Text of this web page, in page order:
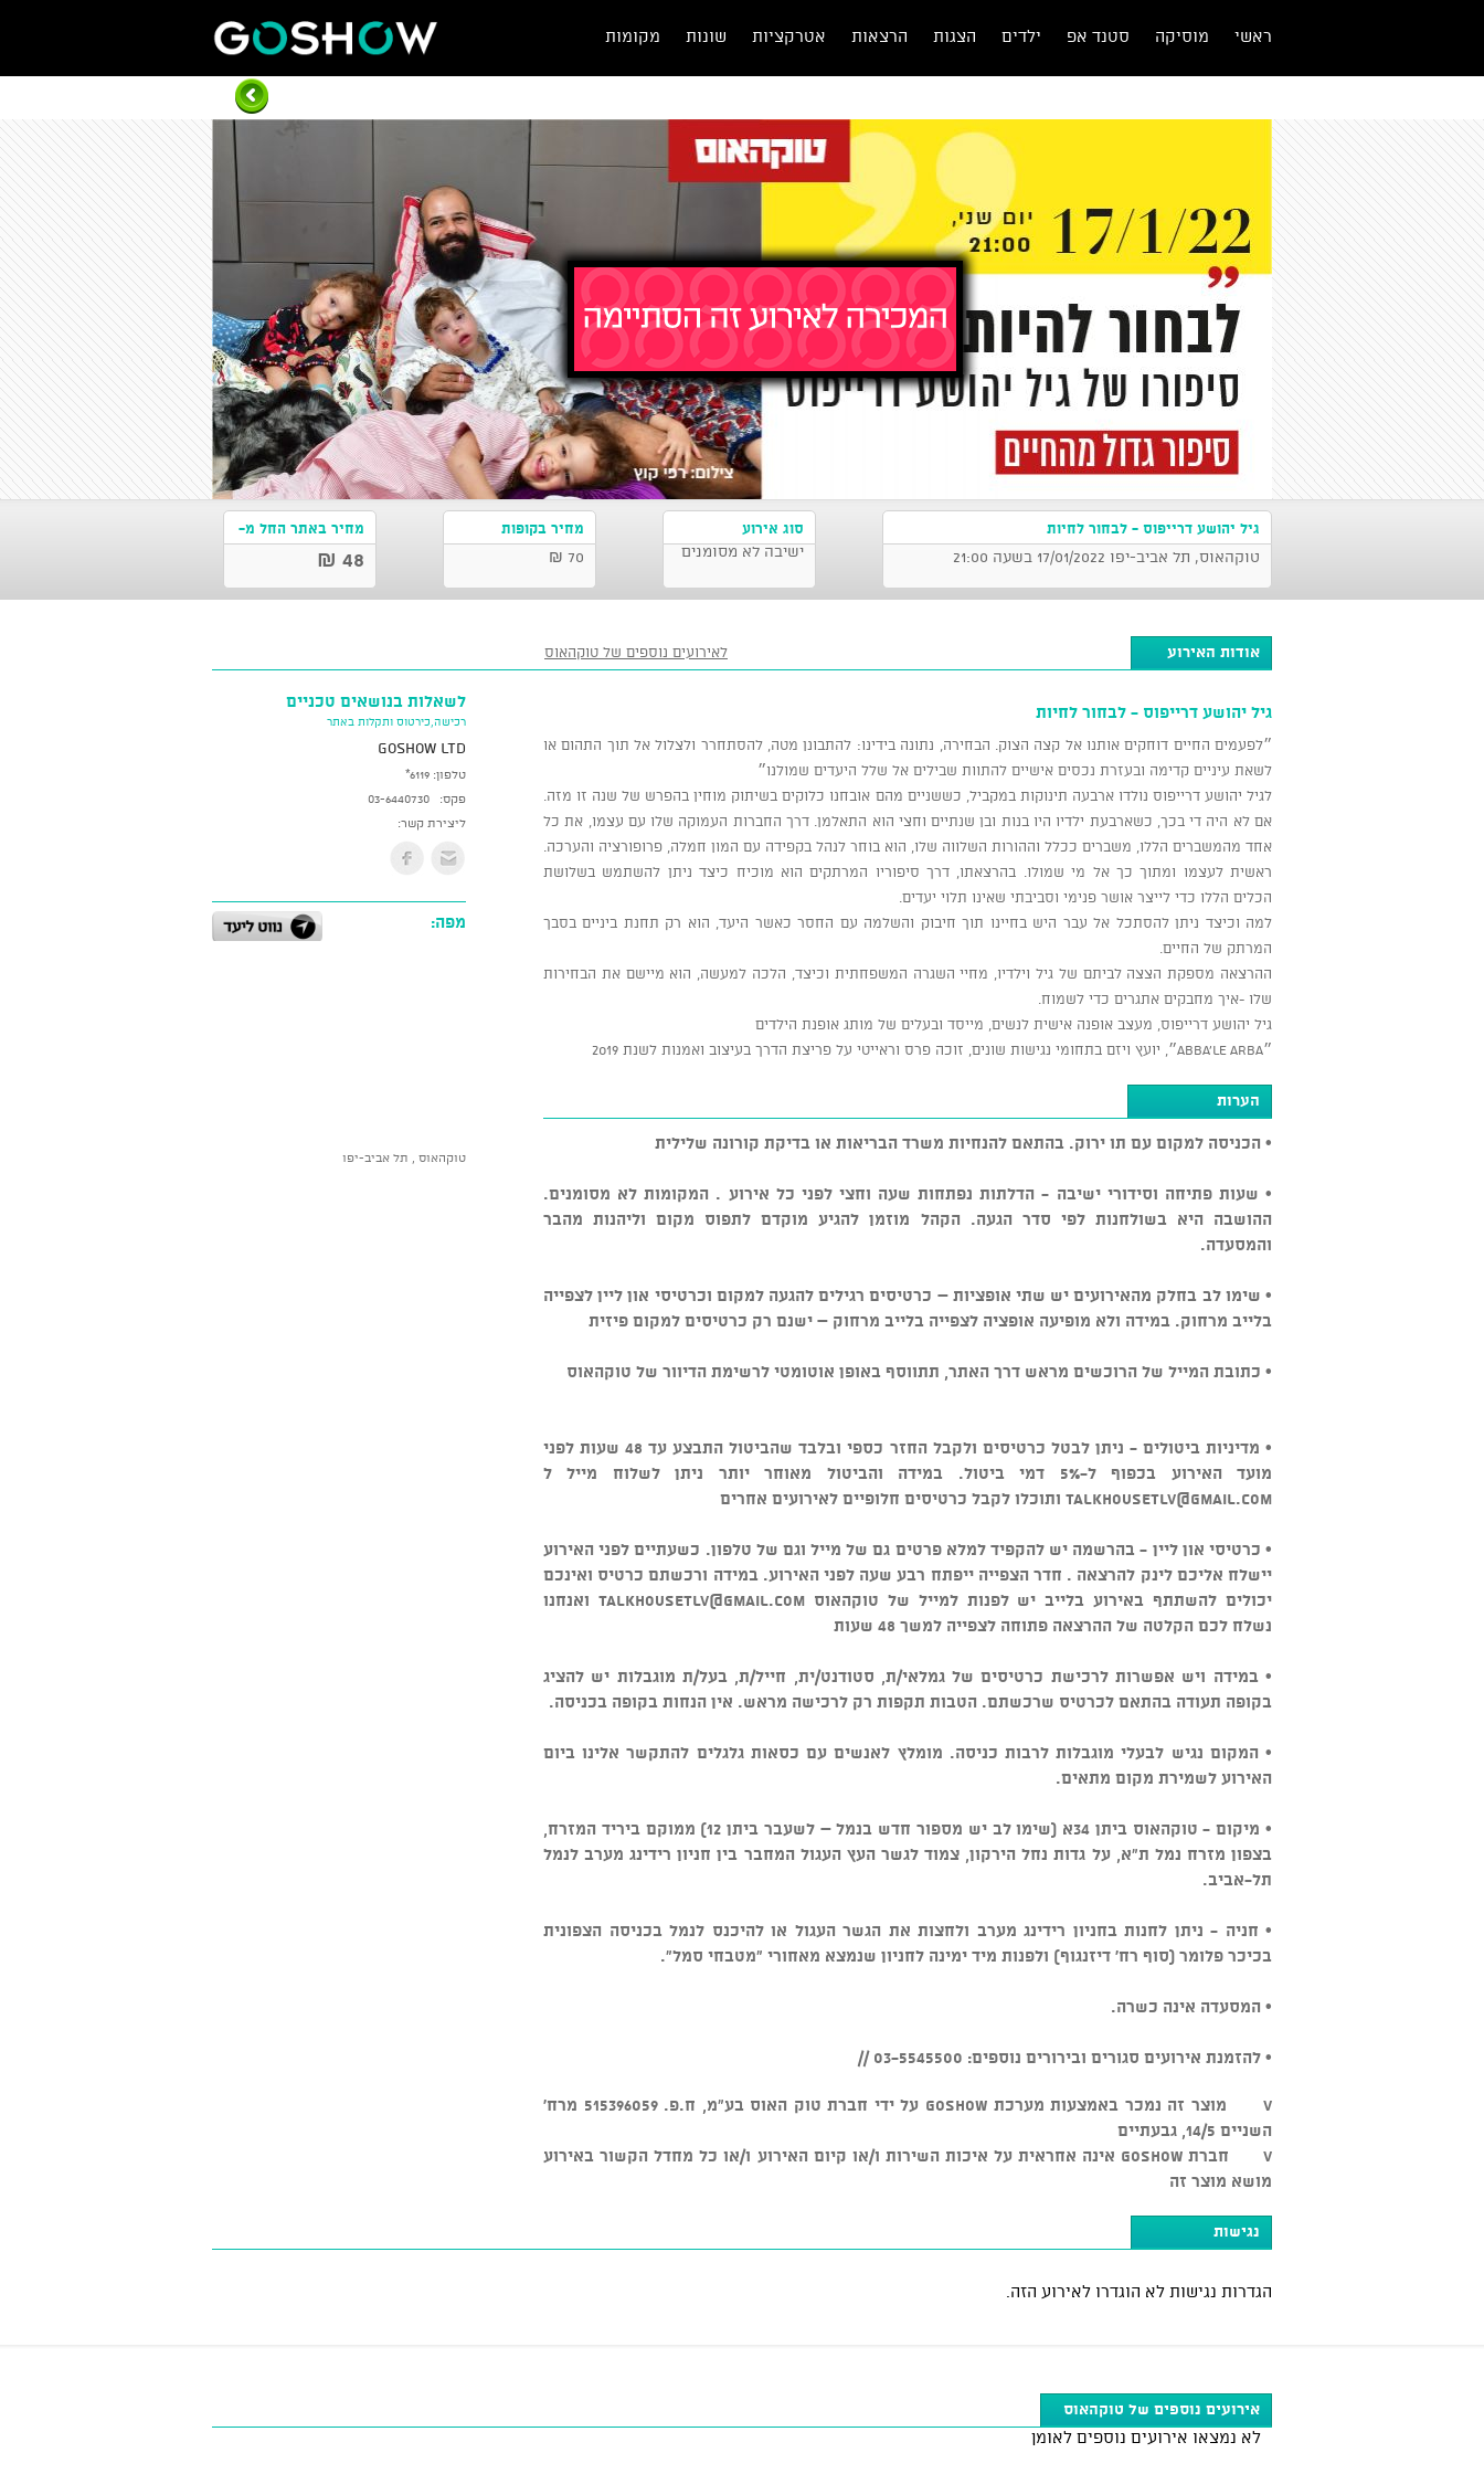
ראשי מוסיקה סטנד אפ ילדים הצגות הרצאות אטרקציות שונות מקומות
גיל יהושע דרייפוס - לבחור לחיות
טוקהאוס, תל אביב-יפו 17/01/2022 בשעה 21:00
סוג אירוע
ישיבה לא מסומנים
מחיר בקופות
70 ₪
מחיר באתר החל מ-
48 ₪
אודות האירוע לאירועים נוספים של טוקהאוס
גיל יהושע דרייפוס - לבחור לחיות
״לפעמים החיים דוחקים אותנו אל קצה הצוק. הבחירה, נתונה בידינו: להתבונן מטה, להסתחרר ולצלול אל תוך התהום או
לשאת עיניים קדימה ובעזרת נכסים אישיים להתוות שבילים אל שלל היעדים שמולנו״
לגיל יהושע דרייפוס נולדו ארבעה תינוקות במקביל, כששניים מהם אובחנו כלוקים בשיתוק מוחין בהפרש של שנה זו מזה.
אם לא היה די בכך, כשארבעת ילדיו היו בנות ובן שנתיים וחצי הוא התאלמן. דרך החברות העמוקה שלו עם עצמו, את כל
אחד מהמשברים הללו, משברים ככלל וההורות השלווה שלו, הוא בוחר לנהל בקפידה עם המון חמלה, פרופורציה והערכה.
ראשית לעצמו ומתוך כך אל מי שמולו. בהרצאתו, דרך סיפוריו המרתקים הוא מוכיח כיצד ניתן להשתמש בשלושת
הכלים הללו כדי לייצר אושר פנימי וסביבתי שאינו תלוי יעדים.
למה וכיצד ניתן להסתכל אל עבר היש בחיינו תוך חיבוק והשלמה עם החסר כאשר היעד, הוא רק תחנת ביניים בסבך
המרתק של החיים.
ההרצאה מספקת הצצה לביתם של גיל וילדיו, מחיי השגרה המשפחתית וכיצד, הלכה למעשה, הוא מיישם את הבחירות
שלו -איך מחבקים אתגרים כדי לשמוח.
גיל יהושע דרייפוס, מעצב אופנה אישית לנשים, מייסד ובעלים של מותג אופנת הילדים
״ABBA’LE ARBA״, יועץ ויזם בתחומי נגישות שונים, זוכה פרס וראייטי על פריצת הדרך בעיצוב ואמנות לשנת 2019
הערות
• הכניסה למקום עם תו ירוק. בהתאם להנחיות משרד הבריאות או בדיקת קורונה שלילית
• שעות פתיחה וסידורי ישיבה - הדלתות נפתחות שעה וחצי לפני כל אירוע . המקומות לא מסומנים.
ההושבה היא בשולחנות לפי סדר הגעה. הקהל מוזמן להגיע מוקדם לתפוס מקום וליהנות מהבר
והמסעדה.
• שימו לב בחלק מהאירועים יש שתי אופציות – כרטיסים רגילים להגעה למקום וכרטיסי און ליין לצפייה
בלייב מרחוק. במידה ולא מופיעה אופציה לצפייה בלייב מרחוק – ישנם רק כרטיסים למקום פיזית
• כתובת המייל של הרוכשים מראש דרך האתר, תתווסף באופן אוטומטי לרשימת הדיוור של טוקהאוס
• מדיניות ביטולים - ניתן לבטל כרטיסים ולקבל החזר כספי ובלבד שהביטול התבצע עד 48 שעות לפני
מועד האירוע בכפוף ל-5% דמי ביטול. במידה והביטול מאוחר יותר ניתן לשלוח מייל ל
talkhousetlv@gmail.com ותוכלו לקבל כרטיסים חלופיים לאירועים אחרים
• כרטיסי און ליין - בהרשמה יש להקפיד למלא פרטים גם של מייל וגם של טלפון. כשעתיים לפני האירוע
יישלח אליכם לינק להרצאה . חדר הצפייה ייפתח רבע שעה לפני האירוע. במידה ורכשתם כרטיס ואינכם
יכולים להשתתף באירוע בלייב יש לפנות למייל של טוקהאוסtalkhousetlv@gmail.com ואנחנו
נשלח לכם הקלטה של ההרצאה פתוחה לצפייה למשך 48 שעות
• במידה ויש אפשרות לרכישת כרטיסים של גמלאי/ת, סטודנט/ית, חייל/ת, בעל/ת מוגבלות יש להציג
בקופה תעודה בהתאם לכרטיס שרכשתם. הטבות תקפות רק לרכישה מראש. אין הנחות בקופה בכניסה.
• המקום נגיש לבעלי מוגבלות לרבות כניסה. מומלץ לאנשים עם כסאות גלגלים להתקשר אלינו ביום
האירוע לשמירת מקום מתאים.
• מיקום - טוקהאוס ביתן 34א (שימו לב יש מספור חדש בנמל – לשעבר ביתן 12) ממוקם ביריד המזרח,
בצפון מזרח נמל ת"א, על גדות נחל הירקון, צמוד לגשר העץ העגול המחבר בין חניון רידינג מערב לנמל
תל-אביב.
• חניה - ניתן לחנות בחניון רידינג מערב ולחצות את הגשר העגול או להיכנס לנמל בכניסה הצפונית
בכיכר פלומר (סוף רח' דיזנגוף) ולפנות מיד ימינה לחניון שנמצא מאחורי "מטבחי סמל".
• המסעדה אינה כשרה.
• להזמנת אירועים סגורים ובירורים נוספים: 03-5545500 //
v מוצר זה נמכר באמצעות מערכת GOSHOW על ידי חברת טוק האוס בע"מ, ח.פ. 515396059 מרח'
השניים 14/5, גבעתיים
v חברת GOSHOW אינה אחראית על איכות השירות ו/או קיום האירוע ו/או כל מחדל הקשור באירוע
מושא מוצר זה
לשאלות בנושאים טכניים
רכישה,כירטוס ותקלות באתר
GoShow LTD
טלפון: *6119
פקס:
03-6440730
ליצירת קשר:
מפה:
טוקהאוס , תל אביב-יפו
נגישות
הגדרות נגישות לא הוגדרו לאירוע הזה.
אירועים נוספים של טוקהאוס
לא נמצאו אירועים נוספים לאומן